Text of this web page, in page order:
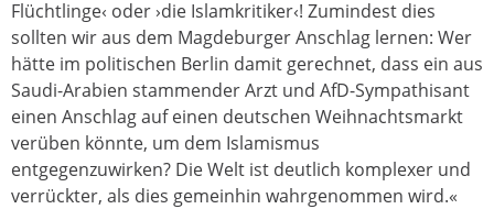
Flüchtlinge‹ oder ›die Islamkritiker‹! Zumindest dies
sollten wir aus dem Magdeburger Anschlag lernen: Wer
hätte im politischen Berlin damit gerechnet, dass ein aus
Saudi-Arabien stammender Arzt und AfD-Sympathisant
einen Anschlag auf einen deutschen Weihnachtsmarkt
verüben könnte, um dem Islamismus
entgegenzuwirken? Die Welt ist deutlich komplexer und
verrückter, als dies gemeinhin wahrgenommen wird.«